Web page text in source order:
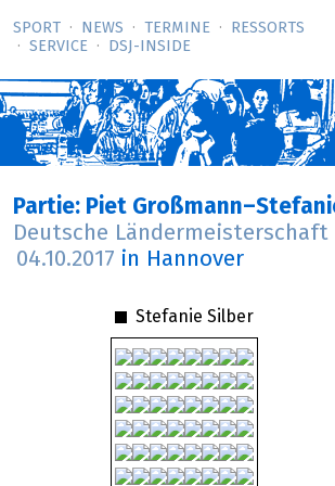
SPORT NEWS TERMINE
RESSORTS
SERVICE
DSJ-­INSIDE
Partie: Piet
Deutsche Ländermeisterschaft
04.10.2017 in Hannover
Stefanie Silber